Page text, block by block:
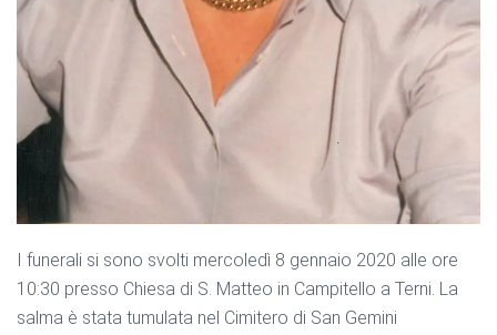
I funerali si sono svolti mercoledì 8 gennaio 2020 alle ore
10:30 presso Chiesa di S. Matteo in Campitello a Terni. La
salma è stata tumulata nel Cimitero di San Gemini